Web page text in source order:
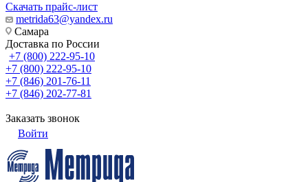
Скачать прайс-лист
metrida63@yandex.ru
Самара
Доставка по России
+7 (800) 222-95-10
+7 (800) 222-95-10
+7 (846) 201-76-11
+7 (846) 202-77-81
Заказать звонок
Войти